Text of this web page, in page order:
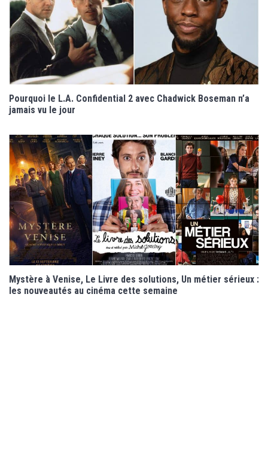
Pourquoi le L.A. Confidential 2 avec Chadwick Boseman n’a
jamais vu le jour
Mystère à Venise, Le Livre des solutions, Un métier sérieux :
les nouveautés au cinéma cette semaine